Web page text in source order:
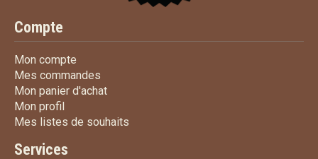
Compte
Mon compte
Mes commandes
Mon panier d'achatMon panier d'achat
Mon profil
Mes listes de souhaits
Services